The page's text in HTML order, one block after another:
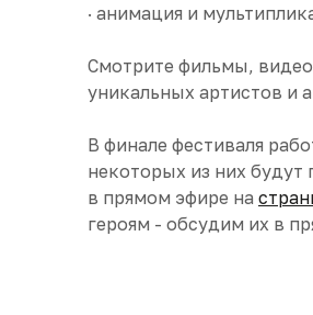
· анимация и
Смотрите фильмы,
уникальных артистов и
В финале фестиваля
некоторых из них будут
в прямом эфире на
героям - обсудим их в